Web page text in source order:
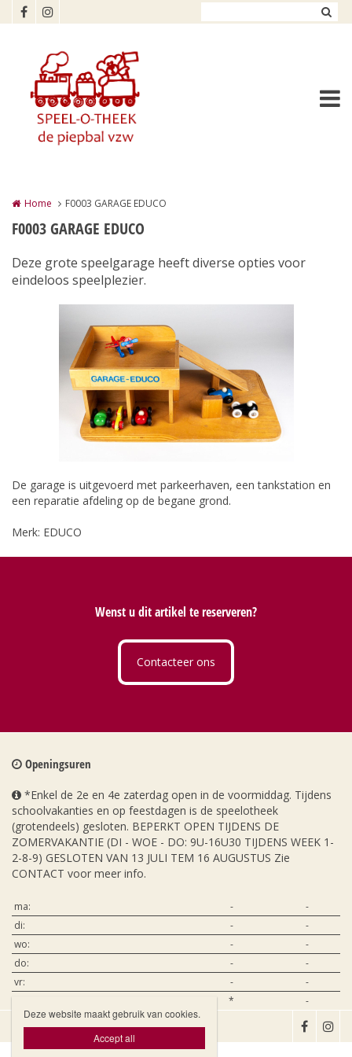
Overslaan en naar de inhoud gaan
Home F0003 GARAGE EDUCO
F0003 GARAGE EDUCO
Deze grote speelgarage heeft diverse opties voor
eindeloos speelplezier.
De garage is uitgevoerd met parkeerhaven, een tankstation en
een reparatie afdeling op de begane grond.
Merk: EDUCO
Wenst u dit artikel te reserveren?
Contacteer ons
Openingsuren
*Enkel de 2e en 4e zaterdag open in de voormiddag. Tijdens
schoolvakanties en op feestdagen is de speelotheek
(grotendeels) gesloten. BEPERKT OPEN TIJDENS DE
ZOMERVAKANTIE (DI - WOE - DO: 9U-16U30 TIJDENS WEEK 1-
2-8-9) GESLOTEN VAN 13 JULI TEM 16 AUGUSTUS Zie
CONTACT voor meer info.
ma: -
-
di:
-
-
wo:
-
-
do:
-
-
vr:
-
-
* -
Deze website maakt gebruik van cookies.
Accept all